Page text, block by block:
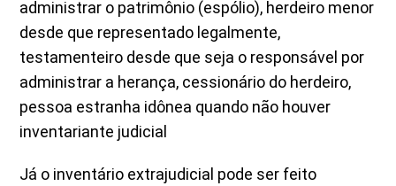
administrar o patrimônio (espólio), herdeiro menor
desde que representado legalmente,
testamenteiro desde que seja o responsável por
administrar a herança, cessionário do herdeiro,
pessoa estranha idônea quando não houver
inventariante judicial
Já o inventário extrajudicial pode ser feito